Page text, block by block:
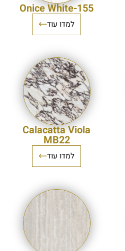
155-Onice White
למדו עוד
Calacatta Viola
MB22
למדו עוד